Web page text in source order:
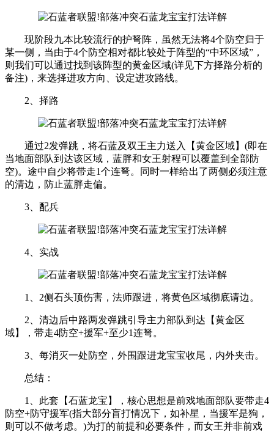
现阶段九本比较流行的护弩阵，虽然无法将4个防空归于
某一侧，当由于4个防空相对都比较处于阵型的“中环区域”，
则我们可以通过找到该阵型的黄金区域(详见下方择路分析的
备注)，来选择进攻方向、设定进攻路线。
2、择路
通过2发弹跳，将石蓝及双王主力送入【黄金区域】(即在
当地面部队到达该区域，蓝胖和女王射程可以覆盖到全部防
空)。途中自少将带走1个连弩。同时一样给出了两侧必须注意
的清边，防止蓝胖走偏。
3、配兵
4、实战
1、2侧石头顶伤害，法师跟进，将黄色区域彻底请边。
2、清边后中路两发弹跳引导主力部队到达【黄金区
域】，带走4防空+援军+至少1连弩。
3、每消灭一处防空，外围跟进龙宝宝收尾，内外夹击。
总结：
1、此套【石蓝龙宝】，核心思想是前戏地面部队要带走4
防空+防守援军(指大部分盲打情况下，如补星，当援军是狗，
则可以不做考虑。)为打的前提和必要条件，而女王并非前戏